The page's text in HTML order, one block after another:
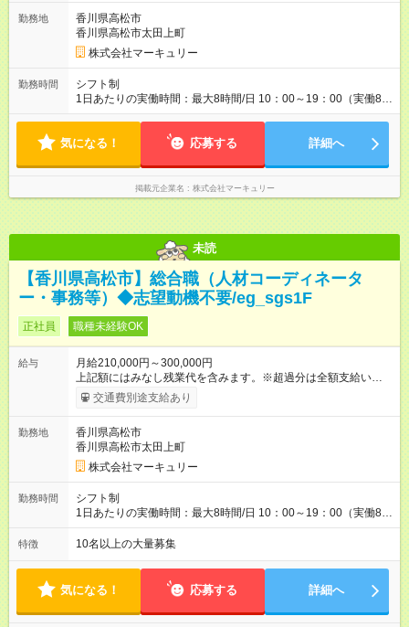
に1回の「年次昇給」があり、仕事での成果にあわせて昇給しま
す。特に頑張っている人は、上長の裁量でさらにプラスの昇給
となることも。努力や成長が収入につながる環境です。 【試用
期間】試用期間あり 試用期間の長さ：3ヶ月 雇用形態、給与は
本採用時と同じです。
勤務地
香川県高松市
香川県高松市太田上町
株式会社マーキュリー
勤務時間
シフト制
1日あたりの実働時間：最大8時間/日 10：00～19：00（実働8時
間） ※勤務地により異なります。
気になる！ 応募する 詳細へ
掲載元企業名 株式会社マーキュリー
未読
【香川県高松市】総合職（人材コーディネータ
ー・事務等）◆志望動機不要/eg_sgs1F
正社員 職種未経験OK
給与
月給210,000円～300,000円
上記額にはみなし残業代を含みます。※超過分は全額支給いたし
ます。 みなし残業代 14,616円／月 みなし残業時間 10時間／月
※能力やスキルを考慮の上、当社規程により決定します。 ーー
に1回の「年次昇給」があり、仕事での成果にあわせて昇給しま
す。特に頑張っている人は、上長の裁量でさらにプラスの昇給
となることも。努力や成長が収入につながる環境です。 【試用
期間】試用期間あり 試用期間の長さ：3ヶ月 雇用形態、給与は
本採用時と同じです。
交通費別途支給あり
勤務地
香川県高松市
香川県高松市太田上町
株式会社マーキュリー
勤務時間
シフト制
1日あたりの実働時間：最大8時間/日 10：00～19：00（実働8時
間） ※勤務地により異なります。
特徴 10名以上の大量募集
気になる！ 応募する 詳細へ